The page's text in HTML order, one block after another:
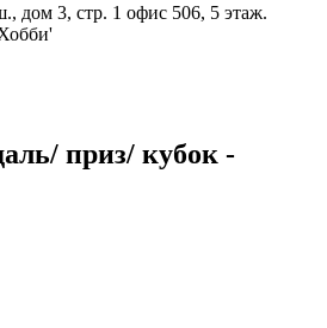
дом 3, стр. 1 офис 506, 5 этаж.
приз/ кубок -